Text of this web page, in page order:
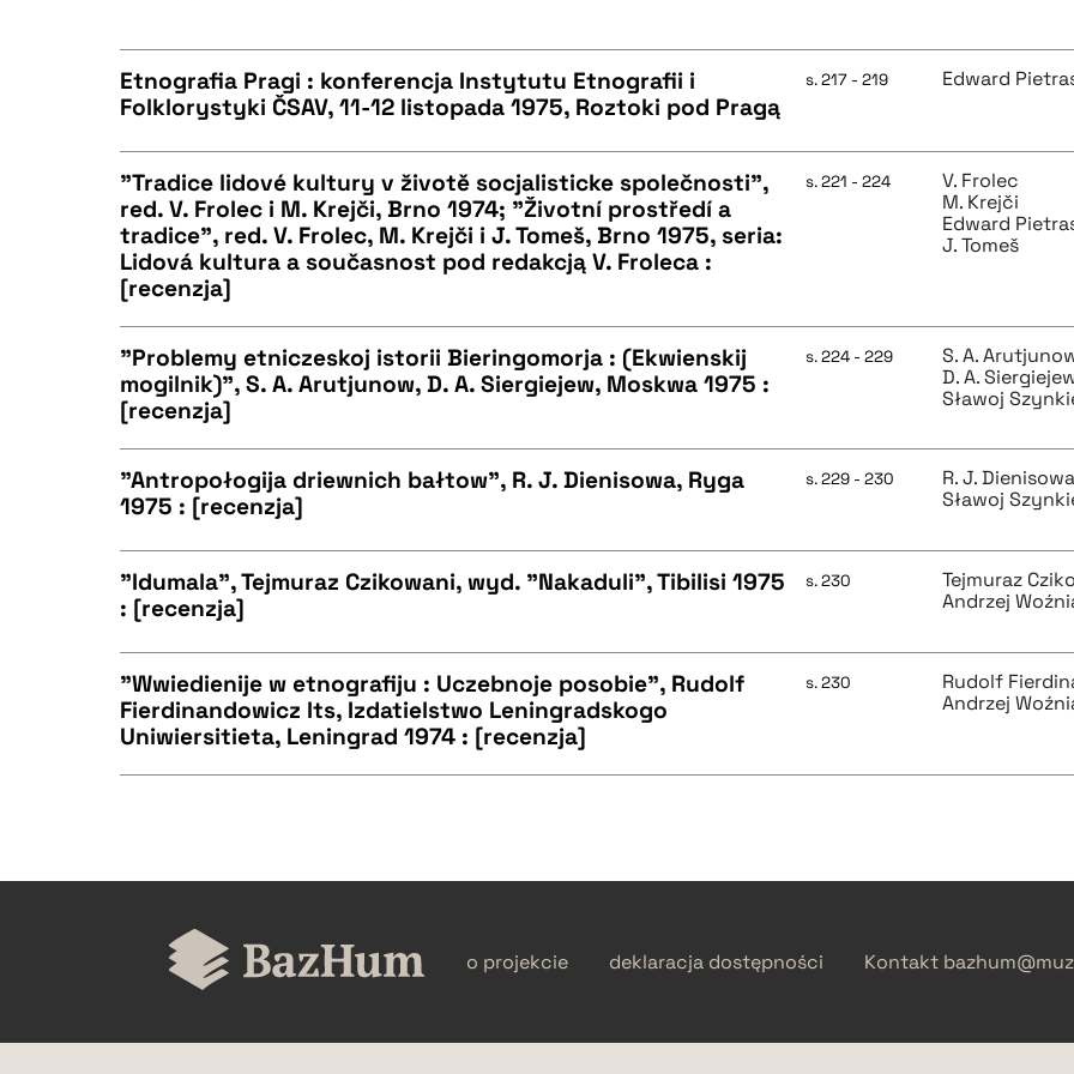
BIBTEX
BIBTEX
BIBTEX
Etnografia Pragi : konferencja Instytutu Etnografii i
Folklorystyki ČSAV, 11-12 listopada 1975, Roztoki pod Pragą
s. 217 - 219 Edward
CZYSTY TEKST
BIBTEX
"Tradice lidové kultury v životě socjalisticke společnosti",
red. V. Frolec i M. Krejči, Brno 1974; "Životní prostředí a
tradice", red. V. Frolec, M. Krejči i J. Tomeš, Brno 1975, seria:
Lidová kultura a současnost pod redakcją V. Froleca :
[recenzja]
s. 221 - 224
V. Frolec
M. Krejči
Edward
J. Tomeš
CZYSTY TEKST
BIBTEX
"Problemy etniczeskoj istorii Bieringomorja : (Ekwienskij
mogilnik)", S. A. Arutjunow, D. A. Siergiejew, Moskwa 1975 :
[recenzja]
s. 224 - 229
S. A.
D. A.
Sławoj
BIBTEX
"Antropołogija driewnich bałtow", R. J. Dienisowa, Ryga
1975 : [recenzja]
s. 229 - 230
R. J. Dienisowa
Sławoj
BIBTEX
"Idumala", Tejmuraz Czikowani, wyd. "Nakaduli", Tibilisi 1975
: [recenzja]
s. 230
Tejmuraz
Andrzej
CZYSTY TEKST
"Wwiedienije w etnografiju : Uczebnoje posobie", Rudolf
Fierdinandowicz Its, Izdatielstwo Leningradskogo
Uniwiersitieta, Leningrad 1974 : [recenzja]
s. 230
Rudolf
Andrzej
o projekcie deklaracja dostępności Kontakt